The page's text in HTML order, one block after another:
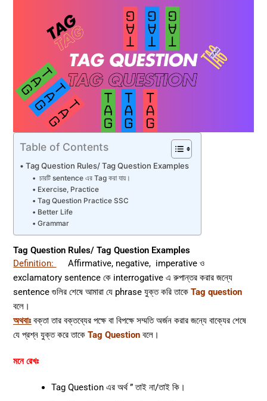
Table of Contents
Tag Question Rules/ Tag Question Examples
চারটি sentence এর Tag করা যায়।
Exercise, Practice
Tag Question Practice SSC
Better Life
Grammar
Tag Question Rules/ Tag Question Examples
Definition:
Affirmative, negative, imperative ও
exclamatory sentence কে interrogative এ রুপান্তর করার জন্যে
sentence গুলির শেষে আমারা যে phrase যুক্ত করি তাকে Tag question
বলে।
অথবাঃ বক্তা তার বক্তব্যের পক্ষে বা বিপক্ষে সম্মতি অর্জন করার জন্যে বাক্যের শেষে
যে প্রশ্ন যুক্ত করে তাকে Tag Question বলে।
মনে রেখঃ
Tag Question এর অর্থ ” তাই না/তাই কি।